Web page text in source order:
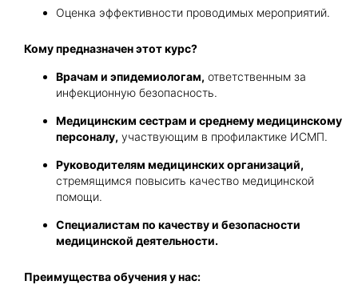
Оценка эффективности проводимых мероприятий.
Кому предназначен этот курс?
Врачам и эпидемиологам, ответственным за
инфекционную безопасность.
Медицинским сестрам и среднему медицинскому
персоналу, участвующим в профилактике ИСМП.
Руководителям медицинских организаций,
стремящимся повысить качество медицинской
помощи.
Специалистам по качеству и безопасности
медицинской деятельности.
Преимущества обучения у нас: